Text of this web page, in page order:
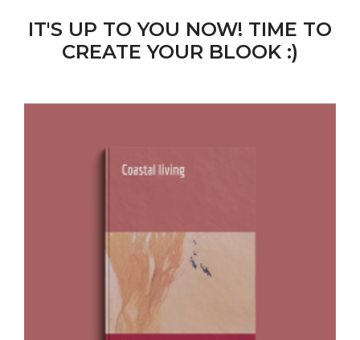
IT'S UP TO YOU NOW! TIME TO
CREATE YOUR BLOOK :)